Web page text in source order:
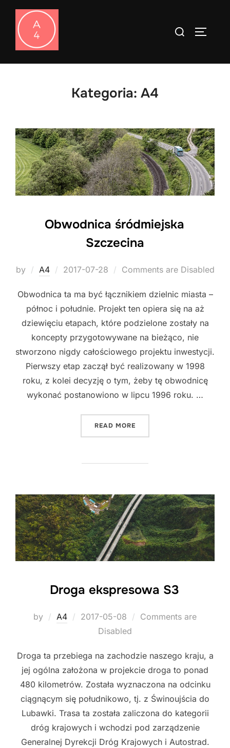
Skip
content
Search
Kategoria: A4
Obwodnica śródmiejska
Szczecina
by A4
Posted
2017-07-28 Comments are Disabled
Obwodnica ta ma być łącznikiem dzielnic miasta –
północ i południe. Projekt ten opiera się na aż
dziewięciu etapach, które podzielone zostały na
koncepty przygotowywane na bieżąco, nie
stworzono nigdy całościowego projektu inwestycji.
Pierwszy etap zaczął być realizowany w 1998
roku, z kolei decyzję o tym, żeby tę obwodnicę
wykonać postanowiono w lipcu 1996 roku. …
READ MORE
Droga ekspresowa S3
by A4
Posted
2017-05-08
Comments are
Disabled
Droga ta przebiega na zachodzie naszego kraju, a
jej ogólna założona w projekcie droga to ponad
480 kilometrów. Została wyznaczona na odcinku
ciągnącym się południkowo, tj. z Świnoujścia do
Lubawki. Trasa ta została zaliczona do kategorii
dróg krajowych i wchodzi pod zarządzenie
Generalnej Dyrekcji Dróg Krajowych i Autostrad.